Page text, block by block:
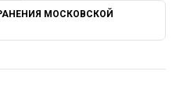
МОСКОВСКОЙ